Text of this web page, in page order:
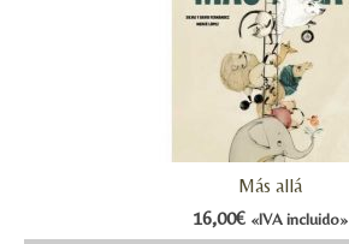
Más allá
16,00€ «IVA incluido»